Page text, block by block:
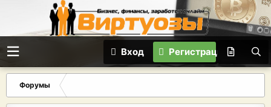
Вход Регистрация
Форумы